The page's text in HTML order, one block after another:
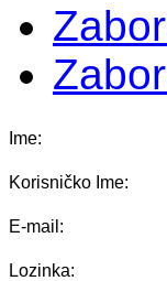
Ime:
Korisničko Ime:
E-mail:
Lozinka: